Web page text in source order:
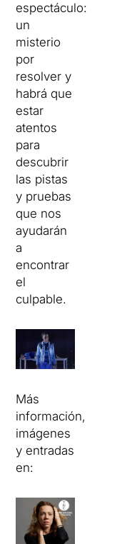
espectáculo:
un
misterio
por
resolver y
habrá que
estar
atentos
para
descubrir
las pistas
y pruebas
que nos
ayudarán
a
encontrar
el
culpable.
Más
información,
imágenes
y entradas
en: